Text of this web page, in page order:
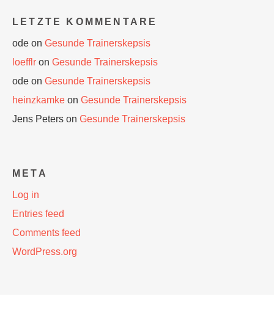
LETZTE KOMMENTARE
ode on Gesunde Trainerskepsis
loefflr on Gesunde Trainerskepsis
ode on Gesunde Trainerskepsis
heinzkamke on Gesunde Trainerskepsis
Jens Peters on Gesunde Trainerskepsis
META
Log in
Entries feed
Comments feed
WordPress.org